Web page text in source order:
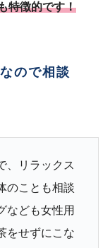
特徴的です！
ので相談
、リラックス
のことも相談
なども女性用
をせずにこな